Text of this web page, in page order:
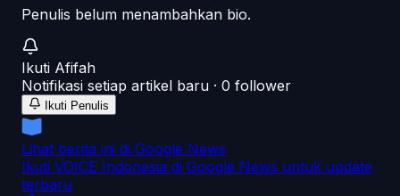
Penulis belum menambahkan bio.
Ikuti Afifah
Notifikasi setiap artikel baru · 0 follower
Ikuti Penulis
Lihat berita ini di Google News
Ikuti VOICE Indonesia di Google News untuk update
terbaru